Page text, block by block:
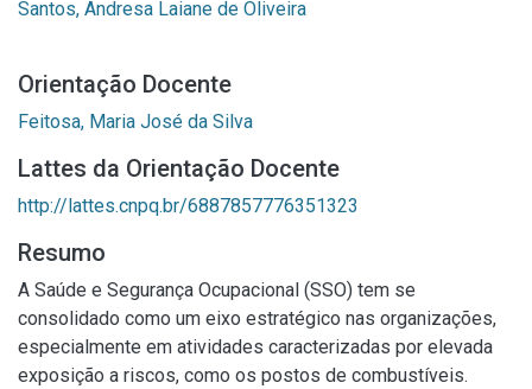
Santos, Andresa Laiane de Oliveira
Orientação Docente
Feitosa, Maria José da Silva
Lattes da Orientação Docente
http://lattes.cnpq.br/6887857776351323
Resumo
A Saúde e Segurança Ocupacional (SSO) tem se
consolidado como um eixo estratégico nas organizações,
especialmente em atividades caracterizadas por elevada
exposição a riscos, como os postos de combustíveis.